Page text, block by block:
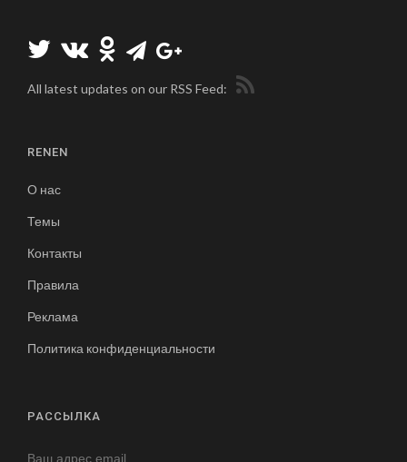
All latest updates on our RSS Feed:
RENEN
О нас
Темы
Контакты
Правила
Реклама
Политика конфиденциальности
РАССЫЛКА